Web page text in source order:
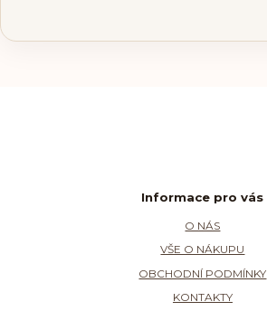
Informace pro vás
O NÁS
VŠE O NÁKUPU
OBCHODNÍ PODMÍNKY
KONTAKTY